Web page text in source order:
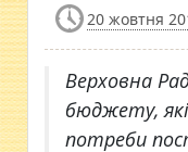
20 жовтня
Верховна
бюджету,
потреби